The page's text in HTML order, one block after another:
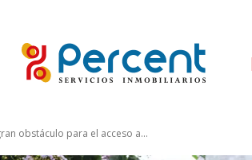
obstáculo para el acceso a...